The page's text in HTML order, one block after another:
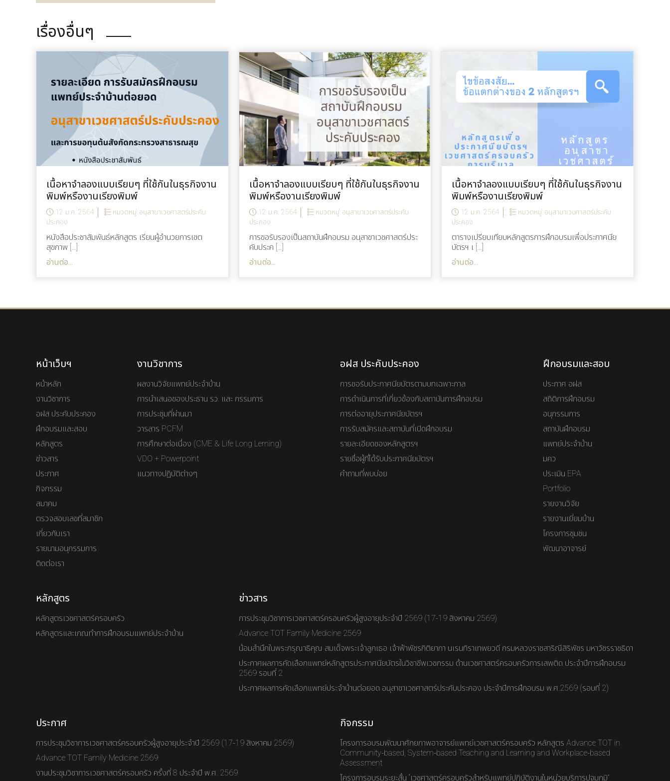
เรื่องอื่นๆ
เนื้อหาจำลองแบบเรียบๆ ที่ใช้กันในธุรกิจงาน
พิมพ์หรืองานเรียงพิมพ์
12 ม.ค. 2564 หมวดหมู่:อนุสาขาเวชศาสตร์ประคับ
ประคอง
หนังสือประชาสัมพันธ์หลักสูตร เรียนผู้อำนวยการเขต
สุขภาพ […]
อ่านต่อ...
เนื้อหาจำลองแบบเรียบๆ ที่ใช้กันในธุรกิจงาน
พิมพ์หรืองานเรียงพิมพ์
12 ม.ค. 2564 หมวดหมู่: อนุสาขาเวชศาสตร์ประคับ
ประคอง
การขอรับรองเป็นสถาบันฝึกอบรม อนุสาขาเวชศาสตร์ประ
คับประค […]
อ่านต่อ...
เนื้อหาจำลองแบบเรียบๆ ที่ใช้กันในธุรกิจงาน
พิมพ์หรืองานเรียงพิมพ์
12 ม.ค. 2564 หมวดหมู่:อนุสาขาเวชศาสตร์ประคับ
ประคอง
ตารางเปรียบเทียบหลักสูตรการฝึกอบรมเพื่อประกาศนีย
บัตรฯ เ […]
อ่านต่อ...
หน้าเว็บฯ
หน้าหลัก
งานวิชาการ
อฝส ประคับประคอง
ฝึกอบรมและสอบ
หลักสูตร
ข่าวสาร
ประกาศ
กิจกรรม
สมาคม
ตรวจสอบเลขที่สมาชิก
เกี่ยวกับเรา
รายนามอนุกรรมการ
ติดต่อเรา
งานวิชาการ
ผลงานวิจัยแพทย์ประจำบ้าน
การนำเสนอของประธาน รว. และ กรรมการ
การประชุมที่ผ่านมา
วารสาร PCFM
การศึกษาต่อเนื่อง (CME & Life Long Lerning)
VDO + Powerpoint
แนวทางปฏิบัติต่างๆ
อฝส ประคับประคอง
การขอรับประกาศนียบัตรตามบทเฉพาะกาล
การดำเนินการที่เกี่ยวข้องกับสถาบันการฝึกอบรม
การต่ออายุประกาศนียบัตรฯ
การรับสมัครและสถาบันที่เปิดฝึกอบรม
รายละเอียดของหลักสูตรฯ
รายชื่อผู้ที่ได้รับประกาศนียบัตรฯ
คำถามที่พบบ่อย
ฝึกอบรมและสอบ
ประกาศ อฝส
สถิติการฝึกอบรม
อนุกรรมการ
สถาบันฝึกอบรม
แพทย์ประจำบ้าน
มคว
ประเมิน EPA
Portfolio
รายงานวิจัย
รายงานเยี่ยมบ้าน
โครงการชุมชน
พัฒนาอาจารย์
หลักสูตร
หลักสูตรเวชศาสตร์ครอบครัว
หลักสูตรและเกณทำการฝึกอบรมแพทย์ประจำบ้าน
ข่าวสาร
การประชุมวิชาการเวชศาสตร์ครอบครัวผู้สูงอายุประจำปี 2569 (17-19 สิงหาคม 2569)
Advance TOT Family Medicine 2569
น้อมสำนึกในพระกรุณาธิคุณ สมเด็จพระเจ้าลูกเธอ เจ้าฟ้าพัชรกิติยาภา นเรนทิราเทพยวดี กรมหลวงราชสาริณีสิริพัชร มหาวัชรราชธิดา
ประกาศผลการคัดเลือกแพทย์หลักสูตรประกาศนียบัตรในวิชาชีพเวชกรรม ด้านเวชศาสตร์ครอบครัวการเสพติด ประจำปีการฝึกอบรม
2569 รอบที่ 2
ประกาศผลการคัดเลือกแพทย์ประจำบ้านต่อยอด อนุสาขาเวชศาสตร์ประคับประคอง ประจำปีการฝึกอบรม พ.ศ.2569 (รอบที่ 2)
ประกาศ
การประชุมวิชาการเวชศาสตร์ครอบครัวผู้สูงอายุประจำปี 2569 (17-19 สิงหาคม 2569)
Advance TOT Family Medicine 2569
งานประชุมวิชาการเวชศาสตร์ครอบครัว ครั้งที่ 8 ประจำปี พ.ศ. 2569
กิจกรรม
โครงการอบรมพัฒนาศักยภาพอาจารย์แพทย์เวชศาสตร์ครอบครัว หลักสูตร Advance TOT in
Community-based, System-based Teaching and Learning and Workplace-based
Assessment
โครงการอบรมระยะสั้น “เวชศาสตร์ครอบครัวสำหรับแพทย์ปฏิบัติงานในหน่วยบริการปฐมภูมิ”